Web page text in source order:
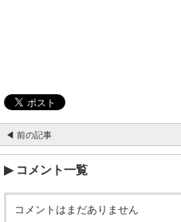
◀ 前の記事
コメント一覧
コメントはまだありません